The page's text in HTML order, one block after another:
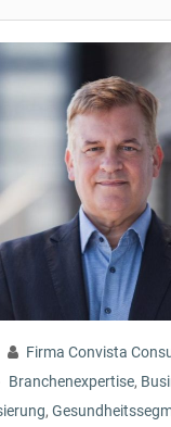
Firma Convista
Branchenexpertise,
,